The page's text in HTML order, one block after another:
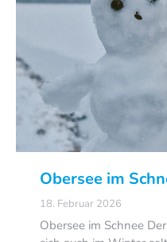
Obersee im
18. Februar 2026
Obersee im Schnee